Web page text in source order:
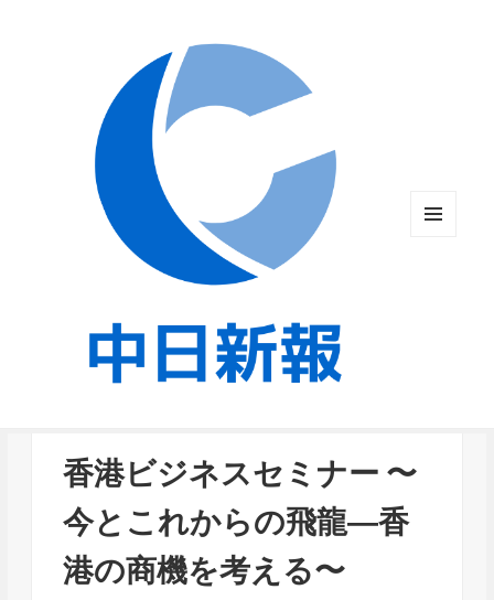
香港ビジネスセミナー 〜
今とこれからの飛龍―香
港の商機を考える〜